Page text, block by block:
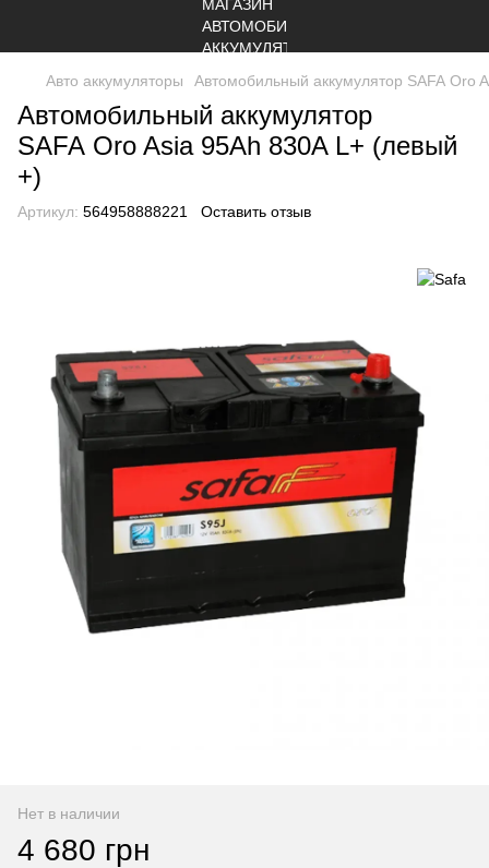
Авто аккумуляторы Автомобильный аккумулятор SAFA Oro
Автомобильный аккумулятор
SAFA Oro Asia 95Ah 830A L+ (левый
+)
Артикул: 564958888221 Оставить отзыв
Нет в наличии
4 680 грн